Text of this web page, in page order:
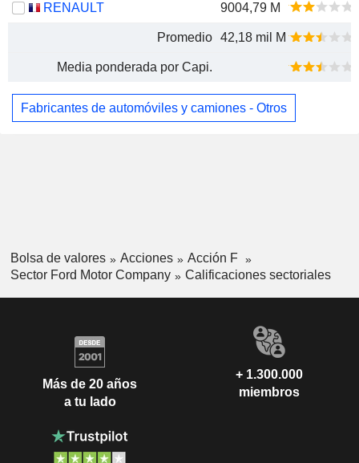
RENAULT 9004,79 M
Promedio 42,18 mil M
Media ponderada por Capi.
Fabricantes de automóviles y camiones - Otros
Bolsa de valores Acciones
Acción F
Sector Ford Motor Company
Calificaciones sectoriales
Más de 20 años
a tu lado
+ 1.300.000
miembros